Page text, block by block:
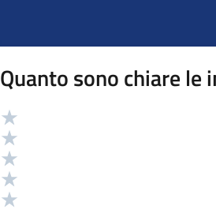
Quanto sono chiare le
Valutazione